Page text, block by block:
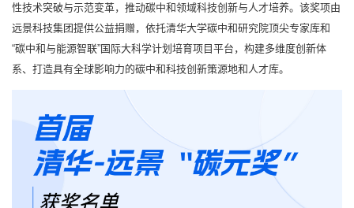
性技术突破与示范变革，推动碳中和领域科技创新与人才培养。该奖项由
远景科技集团提供公益捐赠，依托清华大学碳中和研究院顶尖专家库和
“碳中和与能源智联”国际大科学计划培育项目平台，构建多维度创新体
系、打造具有全球影响力的碳中和科技创新策源地和人才库。